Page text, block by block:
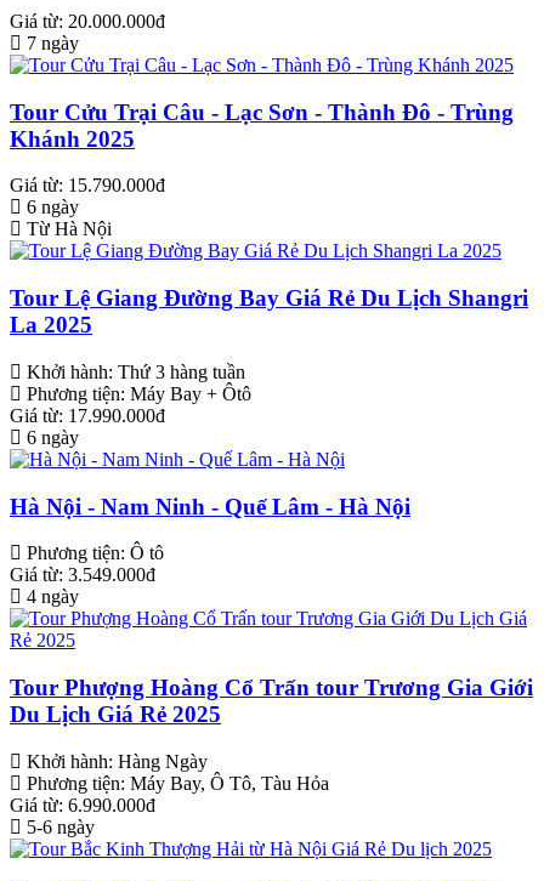
Giá từ: 20.000.000đ
7 ngày
Tour Cửu Trại Câu - Lạc Sơn - Thành Đô - Trùng
Khánh 2025
Giá từ: 15.790.000đ
6 ngày
Từ Hà Nội
Tour Lệ Giang Đường Bay Giá Rẻ Du Lịch Shangri
La 2025
Khởi hành: Thứ 3 hàng tuần
Phương tiện: Máy Bay + Ôtô
Giá từ: 17.990.000đ
6 ngày
Hà Nội - Nam Ninh - Quế Lâm - Hà Nội
Phương tiện: Ô tô
Giá từ: 3.549.000đ
4 ngày
Tour Phượng Hoàng Cổ Trấn tour Trương Gia Giới
Du Lịch Giá Rẻ 2025
Khởi hành: Hàng Ngày
Phương tiện: Máy Bay, Ô Tô, Tàu Hỏa
Giá từ: 6.990.000đ
5-6 ngày